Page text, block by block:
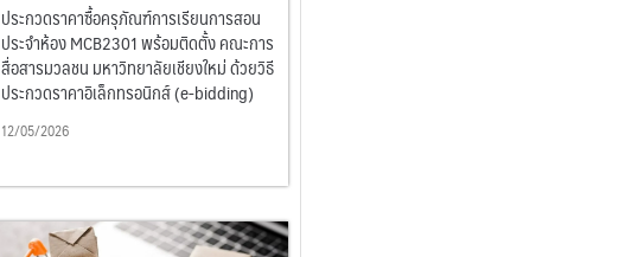
ประกวดราคาซื้อครุภัณฑ์การเรียนการสอน
ประจำห้อง MCB2301 พร้อมติดตั้ง คณะการ
สื่อสารมวลชน มหาวิทยาลัยเชียงใหม่ ด้วยวิธี
ประกวดราคาอิเล็กทรอนิกส์ (e-bidding)
12/05/2026